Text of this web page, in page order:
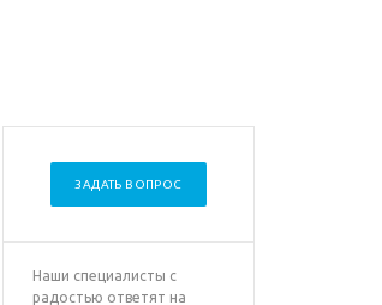
ЗАДАТЬ ВОПРОС
Наши специалисты с
радостью ответят на